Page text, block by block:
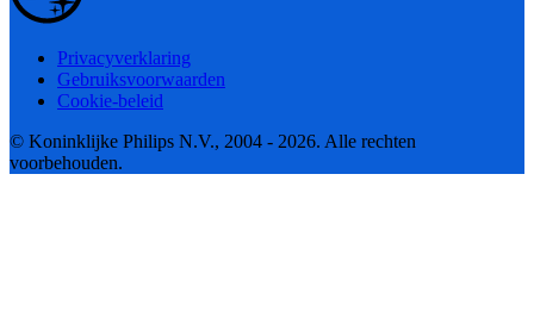
Privacyverklaring
Gebruiksvoorwaarden
Cookie-beleid
© Koninklijke Philips N.V., 2004 - 2026. Alle rechten
voorbehouden.